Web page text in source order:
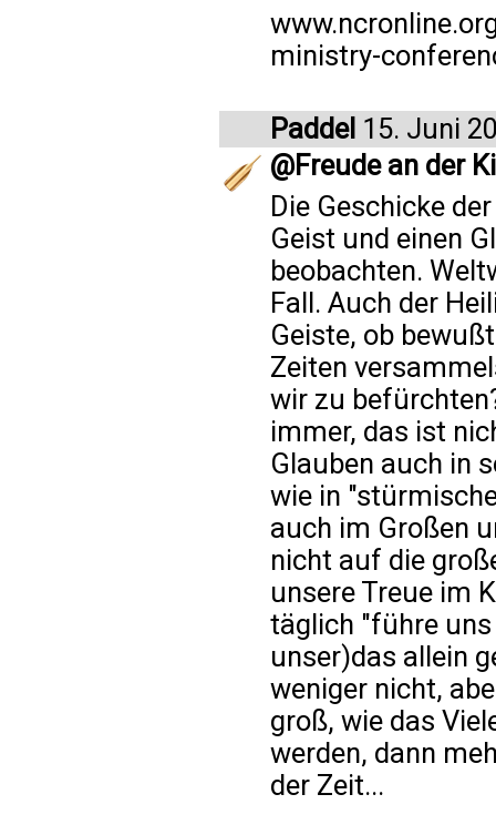
ministry-
Paddel 15. Juni
@Freude an der
Die Geschicke
Geist und einen
beobachten.
Fall. Auch der
Geiste, ob
Zeiten
wir zu
immer, das ist
Glauben auch in
wie in
auch im Großen
nicht auf die
unsere Treue im
täglich "führe
unser)das allein
weniger nicht,
groß, wie das
werden, dann
der Zeit...